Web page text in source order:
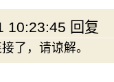
10:23:45 回复
了，请谅解。